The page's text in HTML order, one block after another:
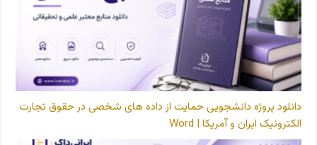
دانلود پروژه دانشجویی حمایت از داده های شخصی در حقوق تجارت
الکترونیک ایران و آمریکا | Word